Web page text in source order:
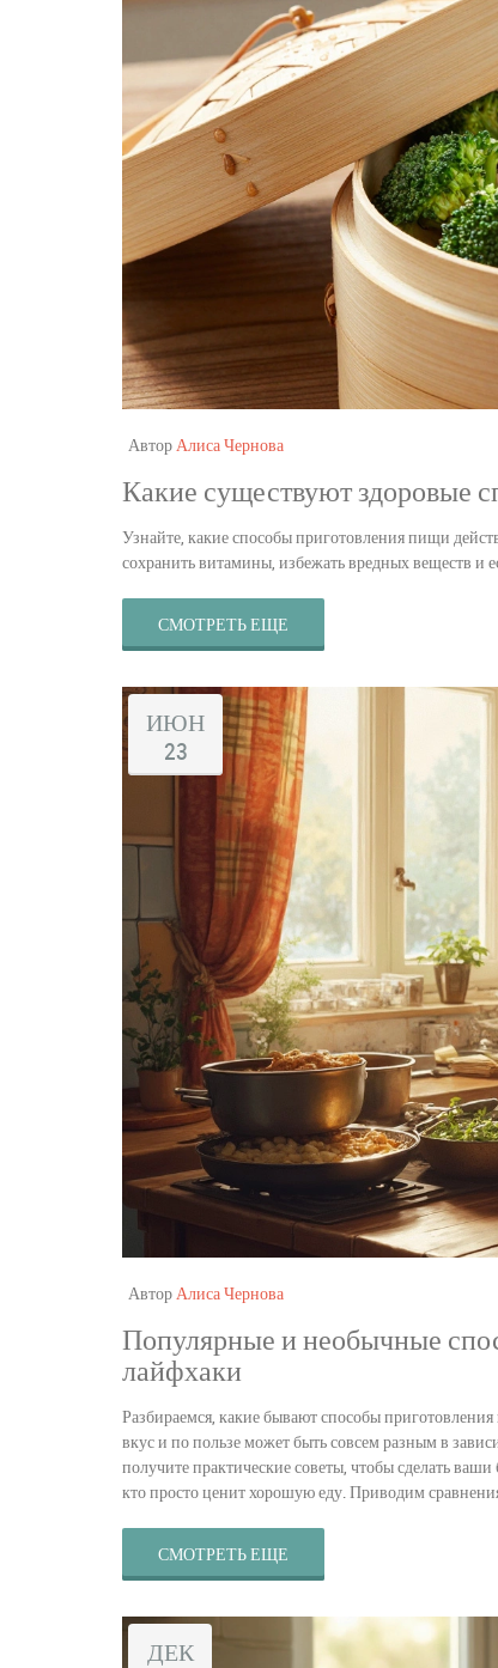
АвторАлиса Чернова
Какие существуют здоровые
Узнайте, какие способы приготовления пищи
сохранить витамины, избежать вредных веществ и
СМОТРЕТЬ ЕЩЕ
ИЮН
23
Автор Алиса Чернова
Популярные и необычные
лайфхаки
Разбираемся, какие бывают способы
вкус и по пользе может быть совсем разным в
получите практические советы, чтобы сделать
кто просто ценит хорошую еду. Приводим
СМОТРЕТЬ ЕЩЕ
ДЕК